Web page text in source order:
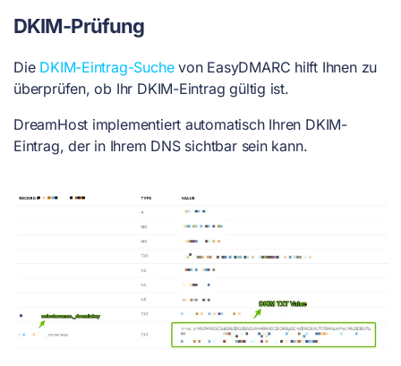
DKIM-Prüfung
Die DKIM-Eintrag-Suchevon EasyDMARC hilft Ihnen zu
überprüfen, ob Ihr DKIM-Eintrag gültig ist.
DreamHost implementiert automatisch Ihren DKIM-
Eintrag, der in Ihrem DNS sichtbar sein kann.